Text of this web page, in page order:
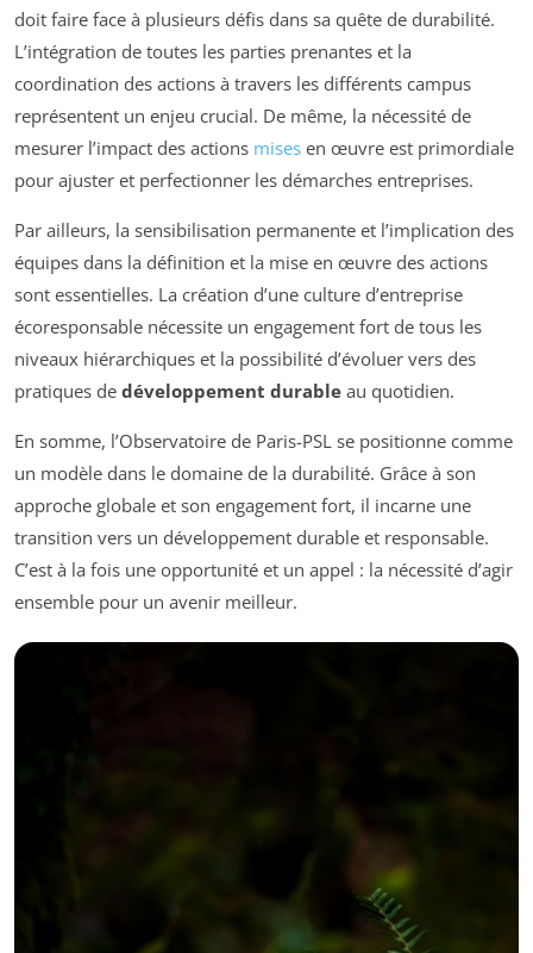
doit faire face à plusieurs défis dans sa quête de durabilité.
L’intégration de toutes les parties prenantes et la
coordination des actions à travers les différents campus
représentent un enjeu crucial. De même, la nécessité de
mesurer l’impact des actions mises en œuvre est primordiale
pour ajuster et perfectionner les démarches entreprises.
Par ailleurs, la sensibilisation permanente et l’implication des
équipes dans la définition et la mise en œuvre des actions
sont essentielles. La création d’une culture d’entreprise
écoresponsable nécessite un engagement fort de tous les
niveaux hiérarchiques et la possibilité d’évoluer vers des
pratiques de développement durable au quotidien.
En somme, l’Observatoire de Paris-PSL se positionne comme
un modèle dans le domaine de la durabilité. Grâce à son
approche globale et son engagement fort, il incarne une
transition vers un développement durable et responsable.
C’est à la fois une opportunité et un appel : la nécessité d’agir
ensemble pour un avenir meilleur.